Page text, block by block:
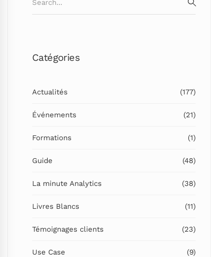
for:
Catégories
Actualités (177)
Événements (21)
Formations (1)
Guide (48)
La minute Analytics (38)
Livres Blancs (11)
Témoignages clients (23)
Use Case (9)